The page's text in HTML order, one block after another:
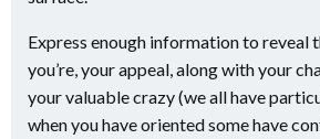
Express enough information to reveal
you’re, your appeal, along with your
your valuable crazy (we all have
when you have oriented some have